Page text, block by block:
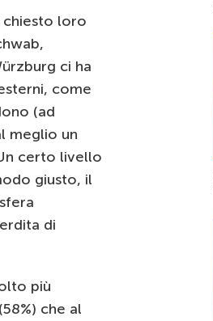
chiesto loro
ci ha
come
(ad
meglio un
certo livello
giusto, il
di
più
che al